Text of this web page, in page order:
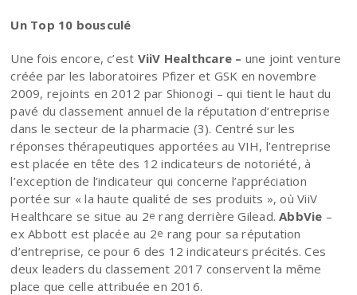
Un Top 10 bousculé
Une fois encore, c’est ViiV Healthcare – une joint venture
créée par les laboratoires Pfizer et GSK en novembre
2009, rejoints en 2012 par Shionogi – qui tient le haut du
pavé du classement annuel de la réputation d’entreprise
dans le secteur de la pharmacie (3). Centré sur les
réponses thérapeutiques apportées au VIH, l’entreprise
est placée en tête des 12 indicateurs de notoriété, à
l’exception de l’indicateur qui concerne l’appréciation
portée sur « la haute qualité de ses produits », où ViiV
Healthcare se situe au 2e rang derrière Gilead.AbbVie –
ex Abbott est placée au 2e rang pour sa réputation
d’entreprise, ce pour 6 des 12 indicateurs précités. Ces
deux leaders du classement 2017 conservent la même
place que celle attribuée en 2016.